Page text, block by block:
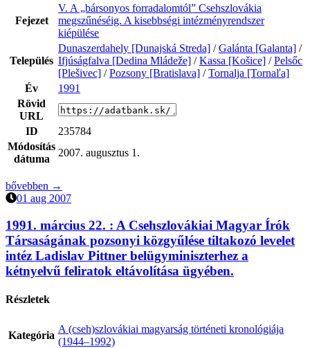
Fejezet
V. A „bársonyos forradalomtól” Csehszlovákia
megszűnéséig. A kisebbségi intézményrendszer
kiépülése
Település
Dunaszerdahely [Dunajská Streda] /Galánta [Galanta] /
Ifjúságfalva [Dedina Mládeže] /Kassa [Košice] /Pelsőc
[Plešivec] /Pozsony [Bratislava] /Tornalja [Tornaľa]
Év
1991
Rövid
URL
ID
235784
Módosítás
dátuma
2007. augusztus 1.
bővebben →
01 aug 2007
1991. március 22. : A Csehszlovákiai Magyar Írók
Társaságának pozsonyi közgyűlése tiltakozó levelet
intéz Ladislav Pittner belügyminiszterhez a
kétnyelvű feliratok eltávolítása ügyében.
Részletek
Kategória
A (cseh)szlovákiai magyarság történeti kronológiája
(1944–1992)